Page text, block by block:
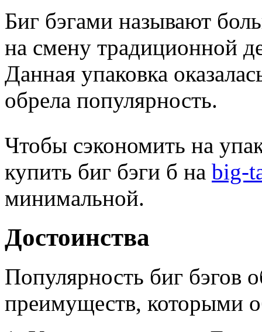
Биг бэгами называют
на смену традиционной
Данная упаковка
обрела популярность.
Чтобы сэкономить на
купить биг бэги б на big-
минимальной.
Достоинства
Популярность биг бэгов
преимуществ, которыми